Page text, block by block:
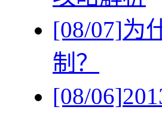
[08/07]为
制？
[08/06]